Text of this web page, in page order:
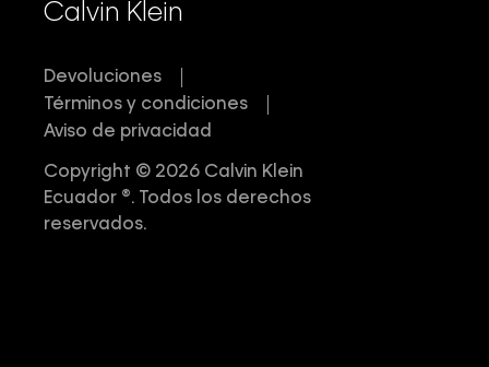
Calvin Klein
Devoluciones
Términos y condiciones
Aviso de privacidad
Copyright © 2026 Calvin Klein
Ecuador ®. Todos los derechos
reservados.